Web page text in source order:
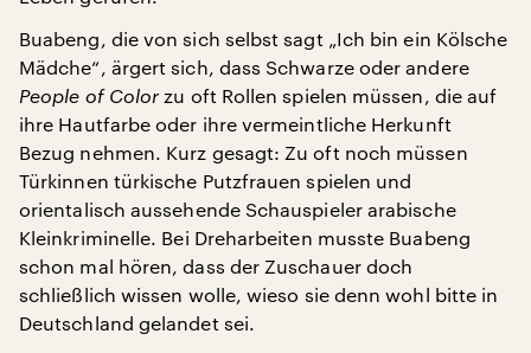
Buabeng, die von sich selbst sagt „Ich bin ein Kölsche
Mädche“, ärgert sich, dass Schwarze oder andere
People of Color zu oft Rollen spielen müssen, die auf
ihre Hautfarbe oder ihre vermeintliche Herkunft
Bezug nehmen. Kurz gesagt: Zu oft noch müssen
Türkinnen türkische Putzfrauen spielen und
orientalisch aussehende Schauspieler arabische
Kleinkriminelle. Bei Dreharbeiten musste Buabeng
schon mal hören, dass der Zuschauer doch
schließlich wissen wolle, wieso sie denn wohl bitte in
Deutschland gelandet sei.